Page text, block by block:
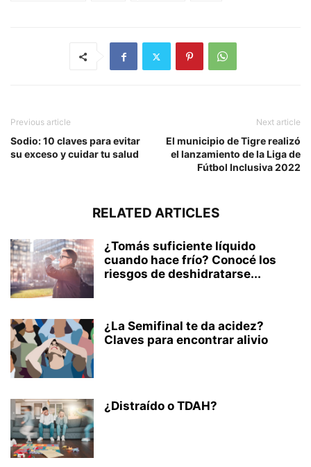
Previous article
Sodio: 10 claves para evitar
su exceso y cuidar tu salud
Next article
El municipio de Tigre realizó
el lanzamiento de la Liga de
Fútbol Inclusiva 2022
RELATED ARTICLES
¿Tomás suficiente líquido
cuando hace frío? Conocé los
riesgos de deshidratarse...
¿La Semifinal te da acidez?
Claves para encontrar alivio
¿Distraído o TDAH?